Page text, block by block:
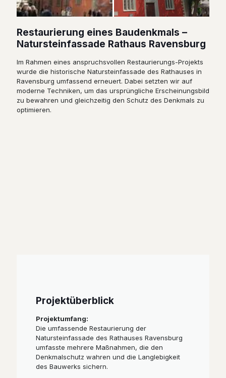
Restaurierung eines Baudenkmals –
Natursteinfassade Rathaus Ravensburg
Im Rahmen eines anspruchsvollen Restaurierungs-Projekts
wurde die historische Natursteinfassade des Rathauses in
Ravensburg umfassend erneuert. Dabei setzten wir auf
moderne Techniken, um das ursprüngliche Erscheinungsbild
zu bewahren und gleichzeitig den Schutz des Denkmals zu
optimieren.
Projektüberblick
Projektumfang:
Die umfassende Restaurierung der
Natursteinfassade des Rathauses Ravensburg
umfasste mehrere Maßnahmen, die den
Denkmalschutz wahren und die Langlebigkeit
des Bauwerks sichern.